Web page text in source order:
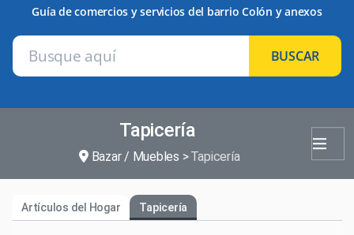
Guía de comercios y servicios del barrio Colón y anexos
BUSCAR
Tapicería
Bazar / Muebles Tapicería
Artículos del Hogar Tapicería